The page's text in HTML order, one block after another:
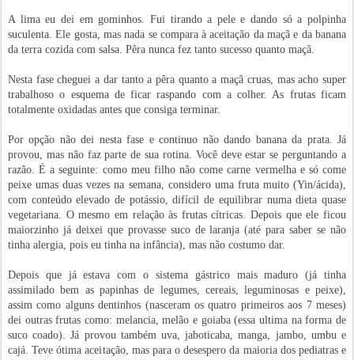
A lima eu dei em gominhos. Fui tirando a pele e dando só a polpinha
suculenta. Ele gosta, mas nada se compara à aceitação da maçã e da banana
da terra cozida com salsa. Pêra nunca fez tanto sucesso quanto maçã.
Nesta fase cheguei a dar tanto a pêra quanto a maçã cruas, mas acho super
trabalhoso o esquema de ficar raspando com a colher. As frutas ficam
totalmente oxidadas antes que consiga terminar.
Por opção não dei nesta fase e continuo não dando banana da prata. Já
provou, mas não faz parte de sua rotina. Você deve estar se perguntando a
razão. É a seguinte: como meu filho não come carne vermelha e só come
peixe umas duas vezes na semana, considero uma fruta muito (Yin/ácida),
com conteúdo elevado de potássio, difícil de equilibrar numa dieta quase
vegetariana. O mesmo em relação às frutas cítricas. Depois que ele ficou
maiorzinho já deixei que provasse suco de laranja (até para saber se não
tinha alergia, pois eu tinha na infância), mas não costumo dar.
Depois que já estava com o sistema gástrico mais maduro (já tinha
assimilado bem as papinhas de legumes, cereais, leguminosas e peixe),
assim como alguns dentinhos (nasceram os quatro primeiros aos 7 meses)
dei outras frutas como: melancia, melão e goiaba (essa ultima na forma de
suco coado). Já provou também uva, jaboticaba, manga, jambo, umbu e
cajá. Teve ótima aceitação, mas para o desespero da maioria dos pediatras e